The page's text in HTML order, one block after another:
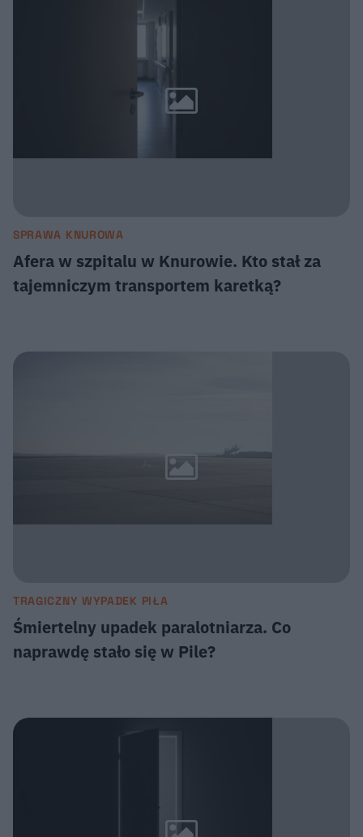
SPRAWA KNUROWA
Afera w szpitalu w Knurowie. Kto stał za
tajemniczym transportem karetką?
TRAGICZNY WYPADEK PIŁA
Śmiertelny upadek paralotniarza. Co
naprawdę stało się w Pile?